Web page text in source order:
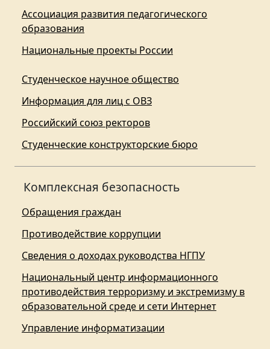
Ассоциация развития педагогического
образования
Национальные проекты России
Студенческое научное общество
Информация для лиц с ОВЗ
Российский союз ректоров
Студенческие конструкторские бюро
Комплексная безопасность
Обращения граждан
Противодействие коррупции
Сведения о доходах руководства НГПУ
Национальный центр информационного
противодействия терроризму и экстремизму в
образовательной среде и сети Интернет
Управление информатизации